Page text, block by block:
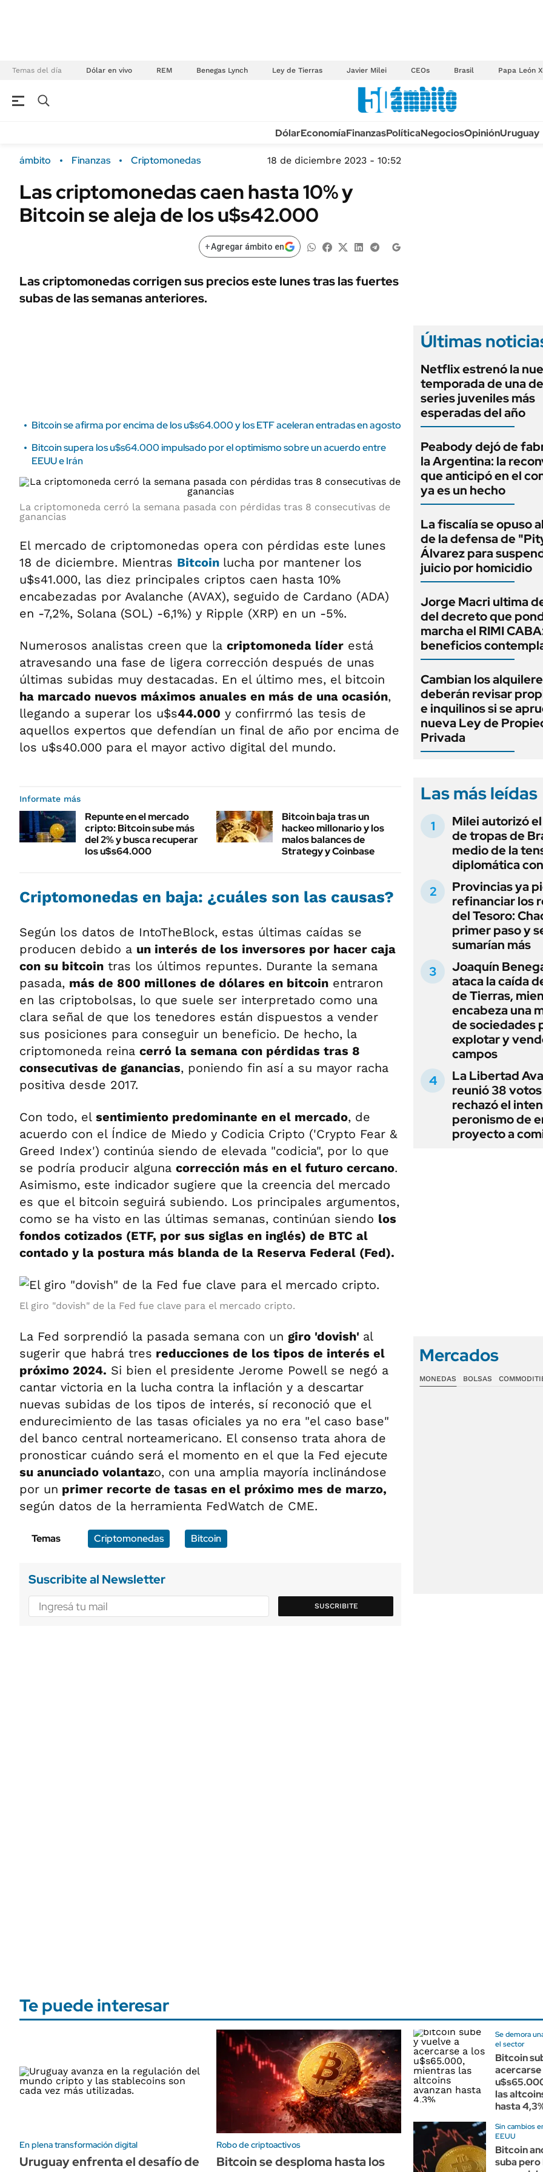
Temas del día Dólar en vivo REM Benegas Lynch Ley de Tierras Javier Milei CEOs Brasil Papa León
Campo
FINANZAS
ÁMBITO DEBATE
MEDIAKIT AMBITO DEBATE
Sustentabilidad
Seguros
POLÍTICA
TECNOLOGÍA
MÉXICO
MUNDO
INFORMACIÓN GENERAL
LIFESTYLE
DólarEconomíaFinanzasPolíticaNegociosOpiniónUruguay
ámbito Finanzas Criptomonedas 18 de diciembre 2023 - 10:52
Las criptomonedas caen hasta 10% y
Bitcoin se aleja de los u$s42.000
+Agregar ámbito en
Las criptomonedas corrigen sus precios este lunes tras las fuertes
subas de las semanas anteriores.
Bitcoin se afirma por encima de los u$s64.000 y los ETF aceleran entradas en agosto
Bitcoin supera los u$s64.000 impulsado por el optimismo sobre un acuerdo entre
EEUU e Irán
La criptomoneda cerró la semana pasada con pérdidas tras 8 consecutivas de
ganancias
El mercado de criptomonedas opera con pérdidas este lunes
18 de diciembre. Mientras Bitcoin lucha por mantener los
u$s41.000, las diez principales criptos caen hasta 10%
encabezadas por Avalanche (AVAX), seguido de Cardano (ADA)
en -7,2%, Solana (SOL) -6,1%) y Ripple (XRP) en un -5%.
Numerosos analistas creen que la criptomoneda líder está
atravesando una fase de ligera corrección después de unas
últimas subidas muy destacadas. En el último mes, el bitcoin
ha marcado nuevos máximos anuales en más de una ocasión,
llegando a superar los u$s44.000 y confirrmó las tesis de
aquellos expertos que defendían un final de año por encima de
los u$s40.000 para el mayor activo digital del mundo.
Informate más
Repunte en el mercado
cripto: Bitcoin sube más
del 2% y busca recuperar
los u$s64.000
Bitcoin baja tras un
hackeo millonario y los
malos balances de
Strategy y Coinbase
Criptomonedas en baja: ¿cuáles son las causas?
Según los datos de IntoTheBlock, estas últimas caídas se
producen debido a un interés de los inversores por hacer caja
con su bitcoin tras los últimos repuntes. Durante la semana
pasada, más de 800 millones de dólares en bitcoin entraron
en las criptobolsas, lo que suele ser interpretado como una
clara señal de que los tenedores están dispuestos a vender
sus posiciones para conseguir un beneficio. De hecho, la
criptomoneda reina cerró la semana con pérdidas tras 8
consecutivas de ganancias, poniendo fin así a su mayor racha
positiva desde 2017.
Con todo, el sentimiento predominante en el mercado, de
acuerdo con el Índice de Miedo y Codicia Cripto ('Crypto Fear &
Greed Index') continúa siendo de elevada "codicia", por lo que
se podría producir alguna corrección más en el futuro cercano.
Asimismo, este indicador sugiere que la creencia del mercado
es que el bitcoin seguirá subiendo. Los principales argumentos,
como se ha visto en las últimas semanas, continúan siendo los
fondos cotizados (ETF, por sus siglas en inglés) de BTC al
contado y la postura más blanda de la Reserva Federal (Fed).
El giro "dovish" de la Fed fue clave para el mercado cripto.
La Fed sorprendió la pasada semana con un giro 'dovish' al
sugerir que habrá tres reducciones de los tipos de interés el
próximo 2024. Si bien el presidente Jerome Powell se negó a
cantar victoria en la lucha contra la inflación y a descartar
nuevas subidas de los tipos de interés, sí reconoció que el
endurecimiento de las tasas oficiales ya no era "el caso base"
del banco central norteamericano. El consenso trata ahora de
pronosticar cuándo será el momento en el que la Fed ejecute
su anunciado volantazo, con una amplia mayoría inclinándose
por un primer recorte de tasas en el próximo mes de marzo,
según datos de la herramienta FedWatch de CME.
Temas Criptomonedas Bitcoin
Suscribite al Newsletter
SUSCRIBITE
Últimas
Netflix estrenó la
temporada de una
series juveniles más
esperadas del año
Peabody dejó de
la Argentina: la
que anticipó en el
ya es un hecho
La fiscalía se opuso
de la defensa de
Álvarez para
juicio por homicidio
Jorge Macri ultima
del decreto que
marcha el RIMI
beneficios
Cambian los
deberán revisar
e inquilinos si se
nueva Ley de
Privada
Las más leídas
Milei autorizó
de tropas de
medio de la
diplomática
Provincias ya
refinanciar los
del Tesoro:
primer paso y
sumarían más
Joaquín
ataca la caída
de Tierras,
encabeza una
de sociedades
explotar y
campos
La Libertad
reunió 38
rechazó el
peronismo de
proyecto a
Mercados
MONEDAS BOLSAS
Te puede interesar
En plena transformación digital
Uruguay enfrenta el desafío de
Robo de criptoactivos
Bitcoin se desploma hasta los
Se demora
el sector
Bitcoin
acercarse
las
hasta
Sin cambios
EEUU
Bitcoin
suba